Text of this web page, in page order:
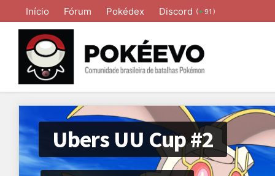
Início Fórum Pokédex Discord ( 91 )
Ubers UU Cup #2